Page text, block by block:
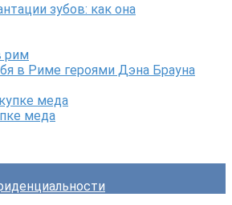
зубов: как она
в Риме героями Дэна Брауна
меда